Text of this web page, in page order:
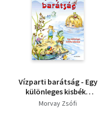
Természettudomány
Történelem
Vallás
Vízparti barátság - Egy
különleges kisbéka
kalandjai
Morvay Zsófi